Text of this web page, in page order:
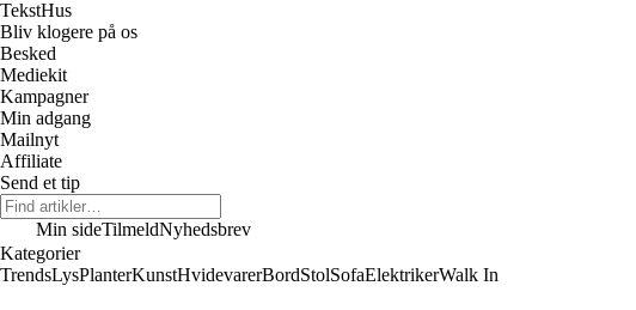
TekstHus
Bliv klogere på os
Besked
Mediekit
Kampagner
Min adgang
Mailnyt
Affiliate
Send et tip
Min sideTilmeldNyhedsbrev
Kategorier
TrendsLysPlanterKunstHvidevarerBordStolSofaElektrikerWalk In